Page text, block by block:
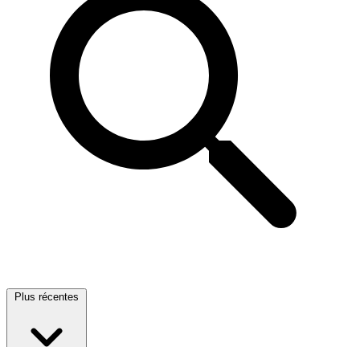
Plus récentes